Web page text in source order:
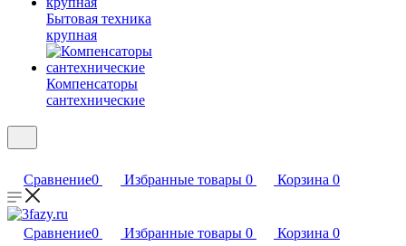
Бытовая техника
крупная
Компенсаторы
сантехнические
Сравнение0 Избранные товары 0 Корзина 0
Сравнение0 Избранные товары 0 Корзина 0